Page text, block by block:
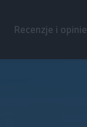
Recenzje i opinie